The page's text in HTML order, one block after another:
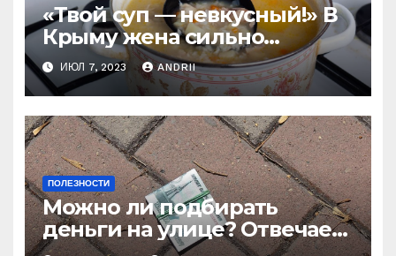
«Твой суп — невкусный!» В
Крыму жена сильно
наказала мужа за
нелестный отзыв о её
стряпне
ИЮЛ 7, 2023 ANDRII
ПОЛЕЗНОСТИ
Можно ли подбирать
деньги на улице? Отвечает